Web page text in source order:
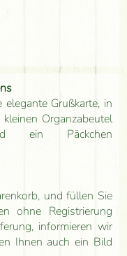
Grußkarte, in
Organzabeutel
ein Päckchen
und füllen Sie
ohne Registrierung
informieren wir
Ihnen auch ein Bild